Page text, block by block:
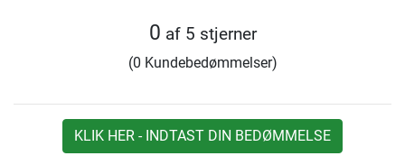
0 af 5 stjerner
(0 Kundebedømmelser)
KLIK HER - INDTAST DIN BEDØMMELSE